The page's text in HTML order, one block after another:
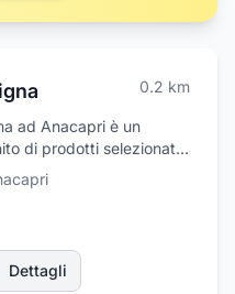
0.2 km
ad Anacapri è un
di prodotti selezionati
cliente, per garantirgli il
senza tralasciare la
il negozio potrai trovare
preparare le tue ricette
salumeria, reparto
bevande, prodotti
Dettagli